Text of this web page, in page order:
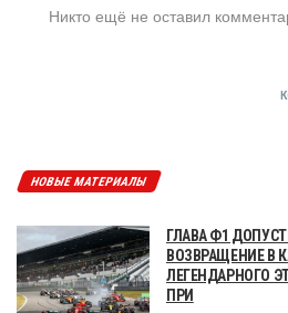
Никто ещё не оставил
НОВЫЕ МАТЕРИАЛЫ
ГЛАВА Ф1
ВОЗВРАЩЕНИЕ В
ЛЕГЕНДАРНОГО
ПРИ